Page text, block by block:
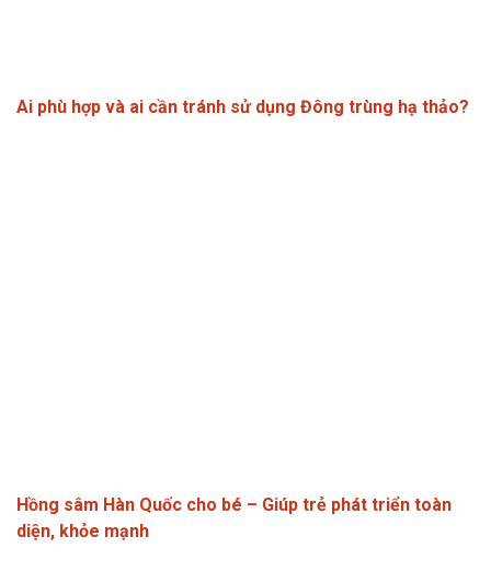
Ai phù hợp và ai cần tránh sử dụng Đông trùng hạ thảo?
Hồng sâm Hàn Quốc cho bé – Giúp trẻ phát triển toàn
diện, khỏe mạnh